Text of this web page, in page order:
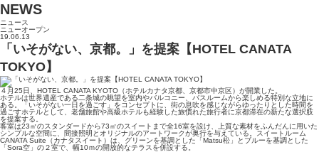
NEWS
ニュース
ニューオープン
19.06.13
「いそがない、京都。」を提案【HOTEL CANATA
TOKYO】
４月25日、HOTEL CANATA KYOTO（ホテルカナタ京都、京都市中京区）が開業した。
ホテルは世界遺産である二条城の眺望を室内やバルコニー、バスルームから楽しめる特別な立地に
ある。「いそがない一日を過ごす」をコンセプトに、街の息吹を感じながらゆったりとした時間を
過ごすホテルとして、老舗旅館や高級ホテルも経験した旅慣れた旅行者に京都滞在の新たな選択肢
を提案する。
客室は23㎡のスタンダードから73㎡のスイートまで全16室を設け、上質な素材をふんだんに用いた
シンプルな空間に、間接照明とオリジナルのアートワークが奥行を与えている。スイートルーム
CANATA Suite（カナタスイート）は、グリーンを基調とした「Matsu松」とブルーを基調とした
「Sora空」の２室で、幅10ｍの開放的なテラスを併設する。